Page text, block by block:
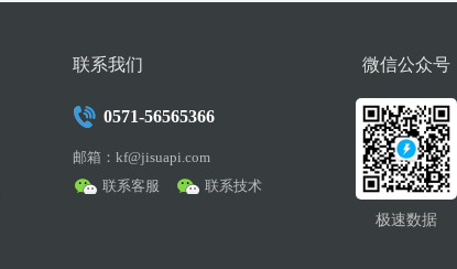
联系我们
0571-56565366
邮箱：kf@jisuapi.com
联系客服
联系技术
微信公众号
极速数据